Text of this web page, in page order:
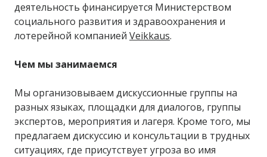
деятельность финансируется Министерством
социального развития и здравоохранения и
лотерейной компанией Veikkaus.
Чем мы занимаемся
Мы организовываем дискуссионные группы на
разных языках, площадки для диалогов, группы
экспертов, мероприятия и лагеря. Кроме того, мы
предлагаем дискуссию и консультации в трудных
ситуациях, где присутствует угроза во имя